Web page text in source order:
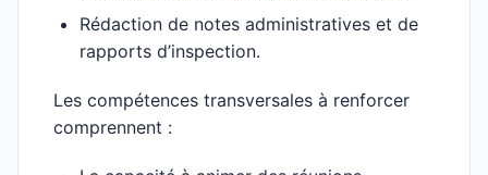
Rédaction de notes administratives et de
rapports d’inspection.
Les compétences transversales à renforcer
comprennent :